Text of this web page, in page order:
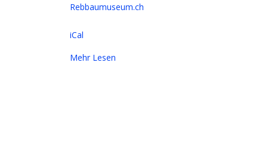
Rebbaumuseum.ch
iCal
Mehr Lesen